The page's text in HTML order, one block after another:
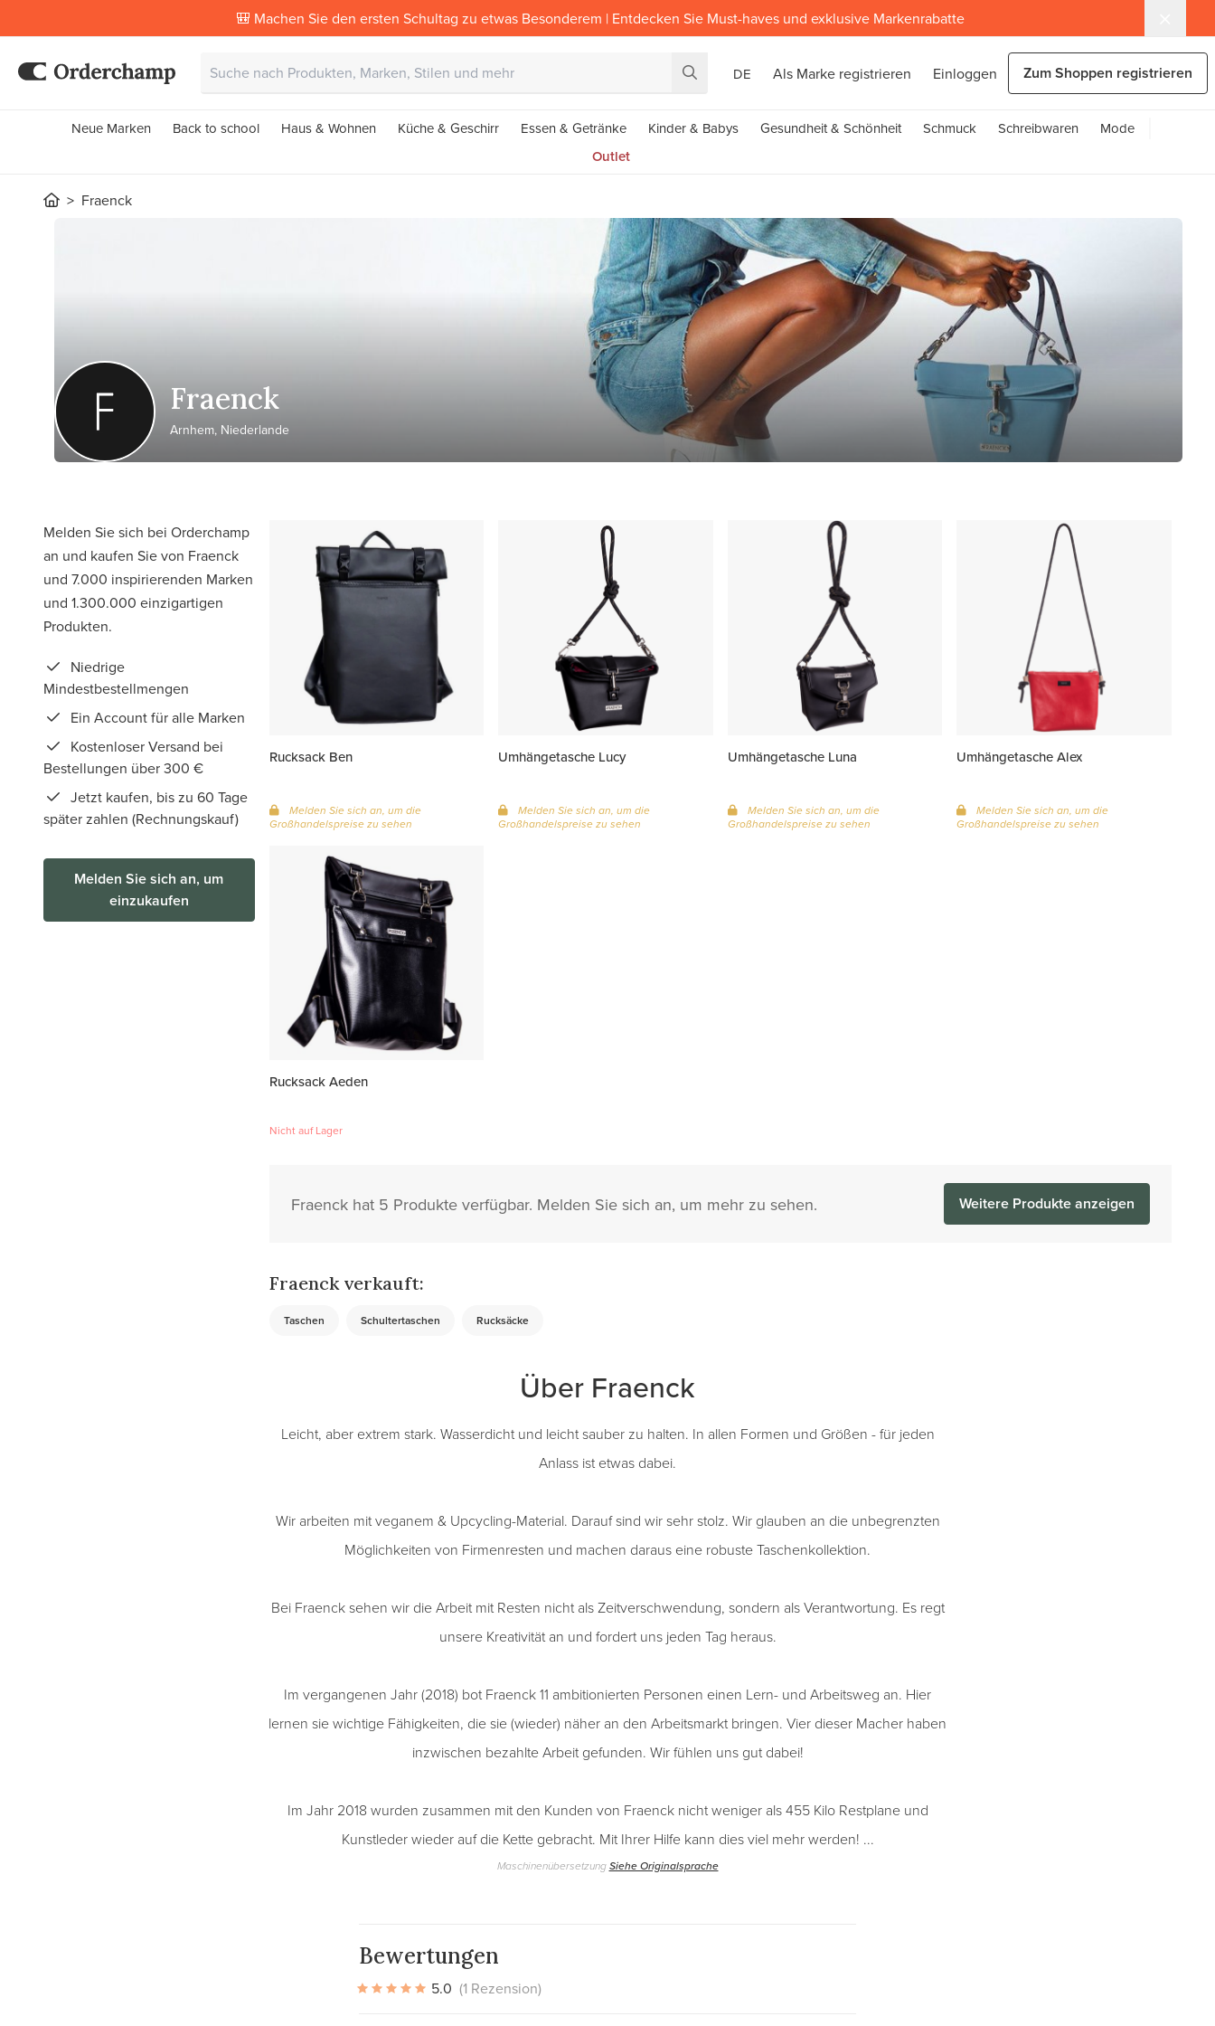
🎒 Machen Sie den ersten Schultag zu etwas Besonderem | Entdecken Sie Must-haves und exklusive Markenrabatte
DE Als Marke registrieren Einloggen Zum Shoppen registrieren
Neue Marken Back to school Haus & Wohnen Küche & Geschirr Essen & Getränke Kinder & Babys Gesundheit & Schönheit Schmuck Schreibwaren
Mode
Outlet
Fraenck
Fraenck
Arnhem, Niederlande
Melden Sie sich bei Orderchamp
an und kaufen Sie von Fraenck
und 7.000 inspirierenden Marken
und 1.300.000 einzigartigen
Produkten.
Niedrige
Mindestbestellmengen
Ein Account für alle Marken
Kostenloser Versand bei
Bestellungen über 300 €
Jetzt kaufen, bis zu 60 Tage
später zahlen (Rechnungskauf)
Melden Sie sich an, um
einzukaufen
Rucksack Ben
Melden Sie sich an, um die
Großhandelspreise zu sehen
Umhängetasche Lucy
Melden Sie sich an, um die
Großhandelspreise zu sehen
Umhängetasche Luna
Melden Sie sich an, um die
Großhandelspreise zu sehen
Umhängetasche Alex
Melden Sie sich an, um die
Großhandelspreise zu sehen
Rucksack Aeden
Nicht auf Lager
Fraenck hat 5 Produkte verfügbar. Melden Sie sich an, um mehr zu sehen. Weitere Produkte anzeigen
Fraenck verkauft:
Taschen Schultertaschen Rucksäcke
Über Fraenck
Leicht, aber extrem stark. Wasserdicht und leicht sauber zu halten. In allen Formen und Größen - für jeden
Anlass ist etwas dabei.
Wir arbeiten mit veganem & Upcycling-Material. Darauf sind wir sehr stolz. Wir glauben an die unbegrenzten
Möglichkeiten von Firmenresten und machen daraus eine robuste Taschenkollektion.
Bei Fraenck sehen wir die Arbeit mit Resten nicht als Zeitverschwendung, sondern als Verantwortung. Es regt
unsere Kreativität an und fordert uns jeden Tag heraus.
Im vergangenen Jahr (2018) bot Fraenck 11 ambitionierten Personen einen Lern- und Arbeitsweg an. Hier
lernen sie wichtige Fähigkeiten, die sie (wieder) näher an den Arbeitsmarkt bringen. Vier dieser Macher haben
inzwischen bezahlte Arbeit gefunden. Wir fühlen uns gut dabei!
Im Jahr 2018 wurden zusammen mit den Kunden von Fraenck nicht weniger als 455 Kilo Restplane und
Kunstleder wieder auf die Kette gebracht. Mit Ihrer Hilfe kann dies viel mehr werden! ...
MaschinenübersetzungSiehe Originalsprache
Bewertungen
5.0 (1 Rezension)